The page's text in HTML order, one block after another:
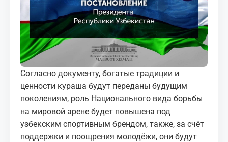
Согласно документу, богатые традиции и
ценности кураша будут переданы будущим
поколениям, роль Национального вида борьбы
на мировой арене будет повышена под
узбекским спортивным брендом, также, за счёт
поддержки и поощрения молодёжи, они будут